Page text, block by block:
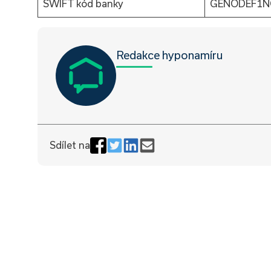
SWIFT kód banky
Redakce hyponamíru
Sdílet na